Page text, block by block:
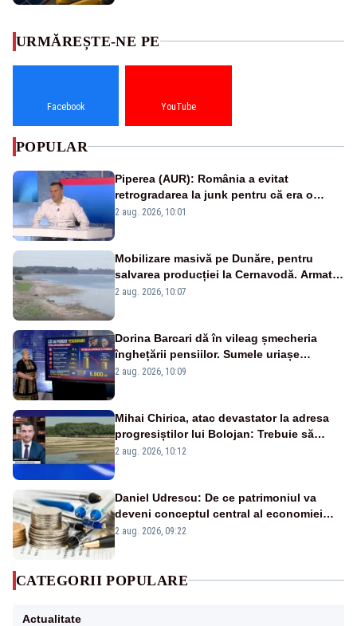
URMĂREȘTE-NE PE
Facebook YouTube
POPULAR
Piperea (AUR): România a evitat
retrogradarea la junk pentru că era o
catastrofă pentru bănci și fondurile de
2 aug. 2026, 10:01
Mobilizare masivă pe Dunăre, pentru
salvarea producției la Cernavodă. Armata
va detona o stâncă și va devia apa
2 aug. 2026, 10:07
Dorina Barcari dă în vileag șmecheria
înghețării pensiilor. Sumele uriașe
pierdute de fiecare român
2 aug. 2026, 10:09
Mihai Chirica, atac devastator la adresa
progresiștilor lui Bolojan: Trebuie să
protejăm și natura, dar nu șținem omaneii
2 aug. 2026, 10:12
Daniel Udrescu: De ce patrimoniul va
deveni conceptul central al economiei
viitoare?
2 aug. 2026, 09:22
CATEGORII POPULARE
Actualitate